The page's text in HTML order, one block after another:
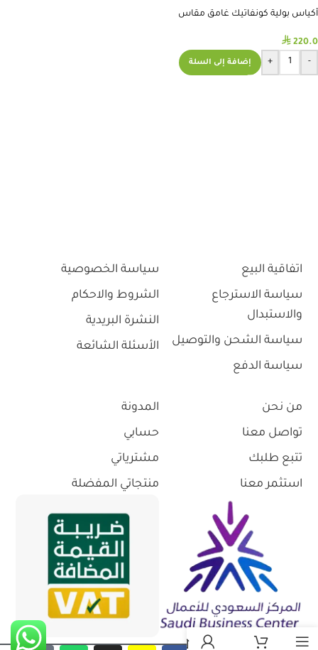
أكياس بولية كونفاتيك غامق مقاس
⃁ 220.0
-
+ إضافة إلى السلة
اتفاقية البيع
سياسة الاسترجاع
والاستبدال
سياسة الشحن والتوصيل
سياسة الدفع
سياسة الخصوصية
الشروط والاحكام
النشرة البريدية
الأسئلة الشائعة
من نحن
تواصل معنا
تتبع طلبك
استثمر معنا
المدونة
حسابي
مشترياتي
منتجاتي المفضلة